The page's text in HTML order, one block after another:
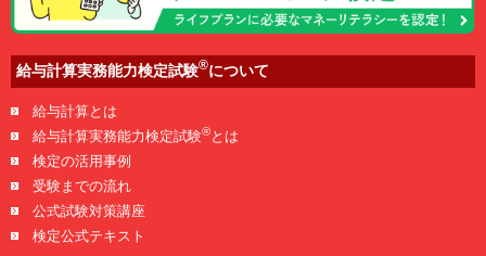
給与計算実務能力検定試験®について
給与計算とは
給与計算実務能力検定試験®とは
検定の活用事例
受験までの流れ
公式試験対策講座
検定公式テキスト